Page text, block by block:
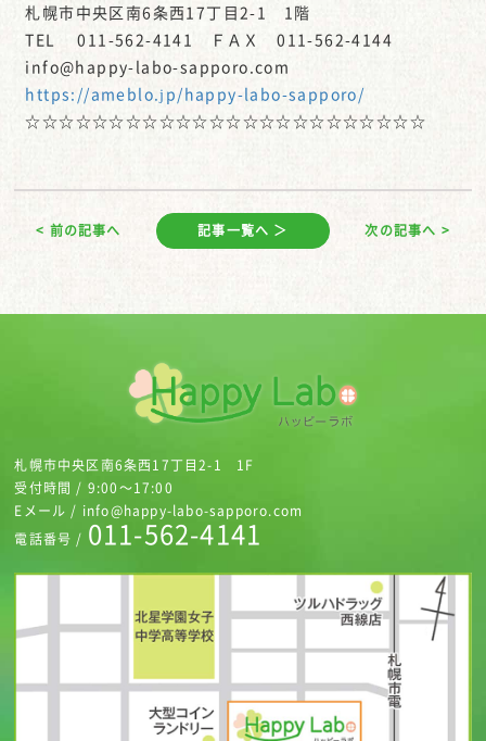
札幌市中央区南6条西17丁目2-1 1階
TEL 011-562-4141 ＦＡＸ 011-562-4144
info@happy-labo-sapporo.com
https://ameblo.jp/happy-labo-sapporo/
☆☆☆☆☆☆☆☆☆☆☆☆☆☆☆☆☆☆☆☆☆☆☆☆
< 前の記事へ 記事一覧へ ＞ 次の記事へ >
札幌市中央区南6条西17丁目2-1 1F
受付時間 / 9:00～17:00
Eメール / info@happy-labo-sapporo.com
電話番号 / 011-562-4141